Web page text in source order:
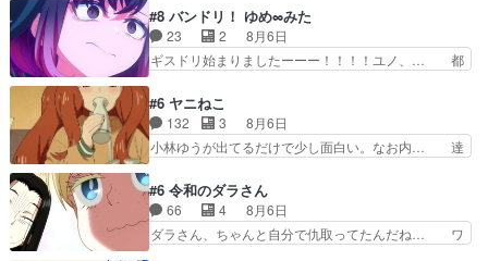
るからより一層感動する… てっしーの過去が入る
からより一層感動する… てっしーの過去が入るか
らより一層感動する…
スと10年後に結婚の約束をした鏡ずっ… カジノ
スタッフ募集するも集まらない更に追… 王命でク
ルルの監視をすることになったデビ… 最強の村
人・鏡との出会いで少しは変わった… やはり何か
への恨みは根深そうやね姫を舐… 新キャラが登場
早々変態扱いされてる件。タ… まだまだお元気そ
うなお声で……不意打ち過…
#8 バンドリ！ ゆめ∞みた
23 2
8月6日
ギスドリ始まりましたーーー！！！！ユノ、… 都
復を見守っていかないと、ですね！！み… 開幕聞
き取りスタッフに定治いなかった？ま… ののちゃ
んのお手当てはお節介だったりする… ビオラの立
ち回り害悪すぎるお近づきの印が… ・律っちゃん
一難、律がビオラの呪縛から… 「私はあなたが嫌
いなんです」「バンドやめ… 何が起きているの
か！？次週、みゅーたいぷ…
#6 ヤニねこ
132 3
8月6日
小林ゆうが出てるだけで少し面白い。なお内… 達
マドンってなんなん！？人見知りっぽい… なんな
ら下ネタ0じゃなかったかこんな回が… 他のエピ
ソードに対してマイルドな回だった… 今回はだい
ぶある程度抑えてる？w感じな気… アルねこ、そ
#6 令和のダラさん
66 4
8月6日
ダラさん、ちゃんと自分で仇取ってたんだね… ワ